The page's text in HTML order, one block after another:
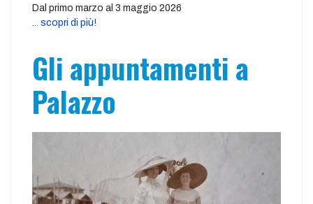
Dal primo marzo al 3 maggio 2026
... scopri di più!
Gli appuntamenti a
Palazzo